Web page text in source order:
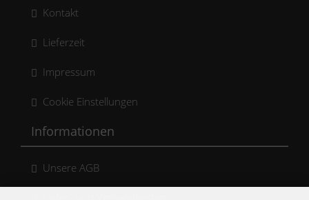
Kontakt
Lieferzeit
Impressum
Cookie Einstellungen
Informationen
Unsere AGB